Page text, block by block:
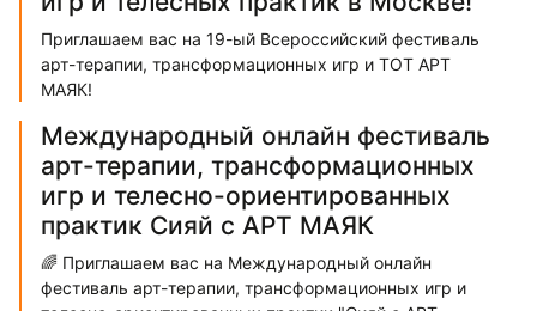
Приглашаем вас на 19-ый Всероссийский фестиваль
арт-терапии, трансформационных игр и ТОТ АРТ
МАЯК!
Международный онлайн фестиваль
арт-терапии, трансформационных
игр и телесно-ориентированных
практик Сияй с АРТ МАЯК
🌈 Приглашаем вас на Международный онлайн
фестиваль арт-терапии, трансформационных игр и